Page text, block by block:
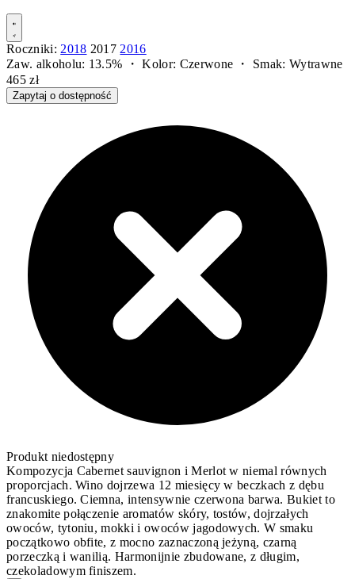
Roczniki: 2018 2017 2016
Zaw. alkoholu: 13.5% ・ Kolor: Czerwone ・ Smak: Wytrawne
465 zł
Zapytaj o dostępność
Produkt niedostępny
Kompozycja Cabernet sauvignon i Merlot w niemal równych
proporcjach. Wino dojrzewa 12 miesięcy w beczkach z dębu
francuskiego. Ciemna, intensywnie czerwona barwa. Bukiet to
znakomite połączenie aromatów skóry, tostów, dojrzałych
owoców, tytoniu, mokki i owoców jagodowych. W smaku
początkowo obfite, z mocno zaznaczoną jeżyną, czarną
porzeczką i wanilią. Harmonijnie zbudowane, z długim,
czekoladowym finiszem.